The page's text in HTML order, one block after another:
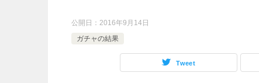
公開日： 2016年9月14日
ガチャの結果
Tweet